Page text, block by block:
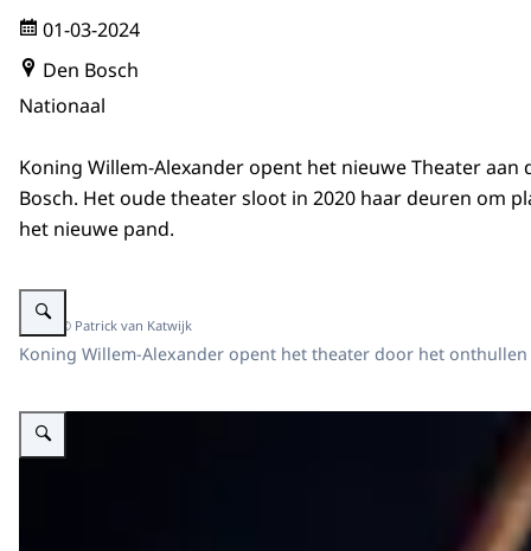
01-03-2024
Den Bosch
Nationaal
Koning Willem-Alexander opent het nieuwe Theater aan
Bosch. Het oude theater sloot in 2020 haar deuren om
het nieuwe pand.
Vergroot afbeelding Koning opent Theater aan de Parade in Den Bosch
Beeld: © Patrick van Katwijk
Koning Willem-Alexander opent het theater door het
Vergroot afbeelding Koning opent Theater aan de Parade in Den Bosch